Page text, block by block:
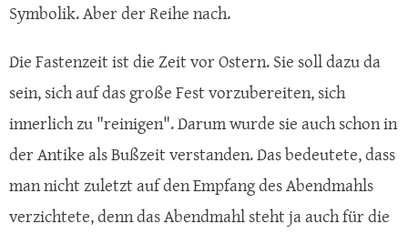
Symbolik. Aber der Reihe nach.
Die Fastenzeit ist die Zeit vor Ostern. Sie soll dazu da
sein, sich auf das große Fest vorzubereiten, sich
innerlich zu "reinigen". Darum wurde sie auch schon in
der Antike als Bußzeit verstanden. Das bedeutete, dass
man nicht zuletzt auf den Empfang des Abendmahls
verzichtete, denn das Abendmahl steht ja auch für die